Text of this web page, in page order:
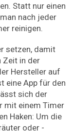
Statt nur einen
nach jeder
reinigen.
setzen, damit
Zeit in der
Hersteller auf
eine App für den
sich der
mit einem Timer
Haken: Um die
oder -